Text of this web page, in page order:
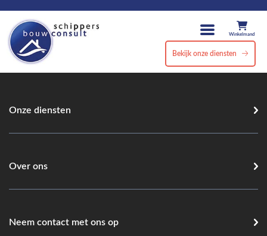
Winkelmand
Bekijk onze diensten
Onze diensten
Over ons
Neem contact met ons op